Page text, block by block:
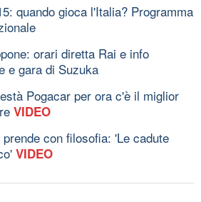
quando gioca l'Italia? Programma
orari diretta Rai e info
e gara di Suzuka
Pogacar per ora c'è il miglior
VIDEO
con filosofia: 'Le cadute
VIDEO